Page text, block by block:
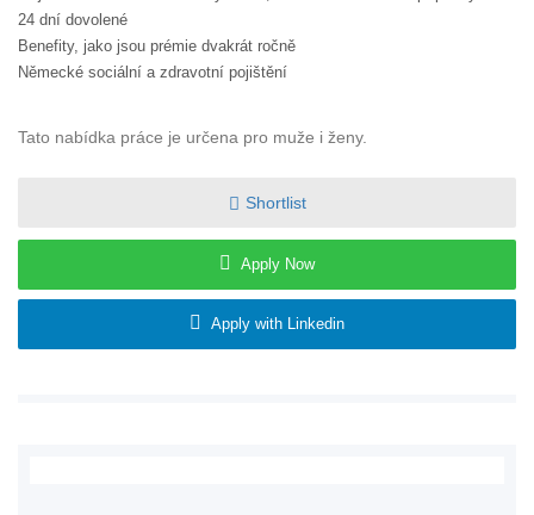
24 dní dovolené
Benefity, jako jsou prémie dvakrát ročně
Německé sociální a zdravotní pojištění
Tato nabídka práce je určena pro muže i ženy.
Shortlist
Apply Now
Apply with Linkedin